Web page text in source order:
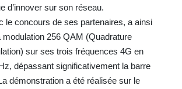
d’innover sur son réseau.
le concours de ses partenaires, a ainsi
256 QAM (Quadrature
sur ses trois fréquences 4G en
dépassant significativement la barre
démonstration a été réalisée sur le